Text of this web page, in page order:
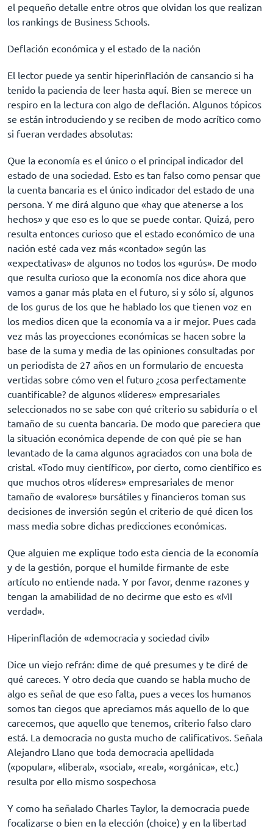
el pequeño detalle entre otros que olvidan los que realizan
los rankings de Business Schools.
Deflación económica y el estado de la nación
El lector puede ya sentir hiperinflación de cansancio si ha
tenido la paciencia de leer hasta aquí. Bien se merece un
respiro en la lectura con algo de deflación. Algunos tópicos
se están introduciendo y se reciben de modo acrítico como
si fueran verdades absolutas:
Que la economía es el único o el principal indicador del
estado de una sociedad. Esto es tan falso como pensar que
la cuenta bancaria es el único indicador del estado de una
persona. Y me dirá alguno que «hay que atenerse a los
hechos» y que eso es lo que se puede contar. Quizá, pero
resulta entonces curioso que el estado económico de una
nación esté cada vez más «contado» según las
«expectativas» de algunos no todos los «gurús». De modo
que resulta curioso que la economía nos dice ahora que
vamos a ganar más plata en el futuro, si y sólo sí, algunos
de los gurus de los que he hablado los que tienen voz en
los medios dicen que la economía va a ir mejor. Pues cada
vez más las proyecciones económicas se hacen sobre la
base de la suma y media de las opiniones consultadas por
un periodista de 27 años en un formulario de encuesta
vertidas sobre cómo ven el futuro ¿cosa perfectamente
cuantificable? de algunos «líderes» empresariales
seleccionados no se sabe con qué criterio su sabiduría o el
tamaño de su cuenta bancaria. De modo que pareciera que
la situación económica depende de con qué pie se han
levantado de la cama algunos agraciados con una bola de
cristal. «Todo muy científico», por cierto, como científico es
que muchos otros «líderes» empresariales de menor
tamaño de «valores» bursátiles y financieros toman sus
decisiones de inversión según el criterio de qué dicen los
mass media sobre dichas predicciones económicas.
Que alguien me explique todo esta ciencia de la economía
y de la gestión, porque el humilde firmante de este
artículo no entiende nada. Y por favor, denme razones y
tengan la amabilidad de no decirme que esto es «MI
verdad».
Hiperinflación de «democracia y sociedad civil»
Dice un viejo refrán: dime de qué presumes y te diré de
qué careces. Y otro decía que cuando se habla mucho de
algo es señal de que eso falta, pues a veces los humanos
somos tan ciegos que apreciamos más aquello de lo que
carecemos, que aquello que tenemos, criterio falso claro
está. La democracia no gusta mucho de calificativos. Señala
Alejandro Llano que toda democracia apellidada
(«popular», «liberal», «social», «real», «orgánica», etc.)
resulta por ello mismo sospechosa
Y como ha señalado Charles Taylor, la democracia puede
focalizarse o bien en la elección (choice) y en la libertad